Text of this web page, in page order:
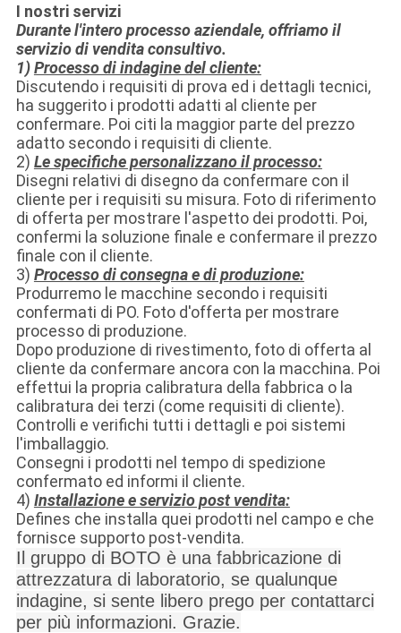
I nostri servizi
Durante l'intero processo aziendale, offriamo il
servizio di vendita consultivo.
1)Processo di indagine del cliente:
Discutendo i requisiti di prova ed i dettagli tecnici,
ha suggerito i prodotti adatti al cliente per
confermare. Poi citi la maggior parte del prezzo
adatto secondo i requisiti di cliente.
2) Le specifiche personalizzano il processo:
Disegni relativi di disegno da confermare con il
cliente per i requisiti su misura. Foto di riferimento
di offerta per mostrare l'aspetto dei prodotti. Poi,
confermi la soluzione finale e confermare il prezzo
finale con il cliente.
3) Processo di consegna e di produzione:
Produrremo le macchine secondo i requisiti
confermati di PO. Foto d'offerta per mostrare
processo di produzione.
Dopo produzione di rivestimento, foto di offerta al
cliente da confermare ancora con la macchina. Poi
effettui la propria calibratura della fabbrica o la
calibratura dei terzi (come requisiti di cliente).
Controlli e verifichi tutti i dettagli e poi sistemi
l'imballaggio.
Consegni i prodotti nel tempo di spedizione
confermato ed informi il cliente.
4) Installazione e servizio post vendita:
Defines che installa quei prodotti nel campo e che
fornisce supporto post-vendita.
Il gruppo di BOTO è una fabbricazione di
attrezzatura di laboratorio, se qualunque
indagine, si sente libero prego per contattarci
per più informazioni. Grazie.